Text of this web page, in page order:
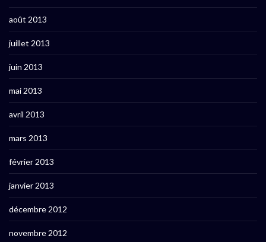
août 2013
juillet 2013
juin 2013
mai 2013
avril 2013
mars 2013
février 2013
janvier 2013
décembre 2012
novembre 2012